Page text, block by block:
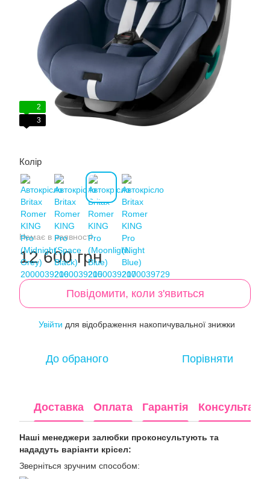
2
3
Колір
Немає в наявності
12 600 грн
Повідомити, коли з'явиться
Увійти для відображення накопичувальної знижки
До обраного Порівняти
Доставка Оплата Гарантія Консультація
Наші менеджери залюбки проконсультують та
нададуть варіанти крісел:
Зверніться зручним способом: